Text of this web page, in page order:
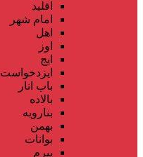
اقلید
امام شهر
اهل
اوز
ایج
ایزدخواست
باب انار
بالاده
بنارویه
بهمن
بوانات
بیرم